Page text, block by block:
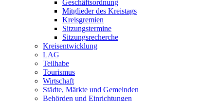
Geschäftsordnung
Mitglieder des Kreistags
Kreisgremien
Sitzungstermine
Sitzungsrecherche
Kreisentwicklung
LAG
Teilhabe
Tourismus
Wirtschaft
Städte, Märkte und Gemeinden
Behörden und Einrichtungen